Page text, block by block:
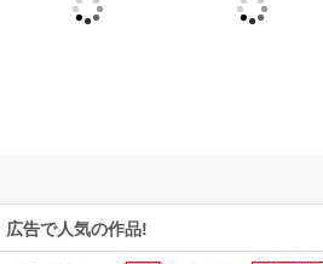
広告で人気の作品!